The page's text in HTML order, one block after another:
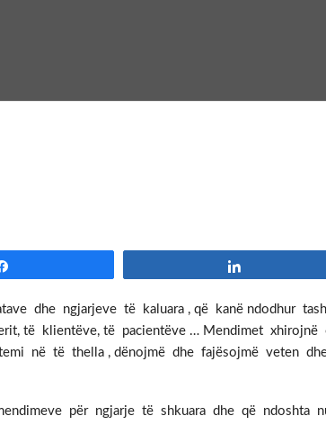
dhe ngjarjeve të kaluara , që kanë ndodhur
të klientëve, të pacientëve … Mendimet
në të thella , dënojmë dhe fajësojmë veten
për ngjarje të shkuara dhe që ndoshta